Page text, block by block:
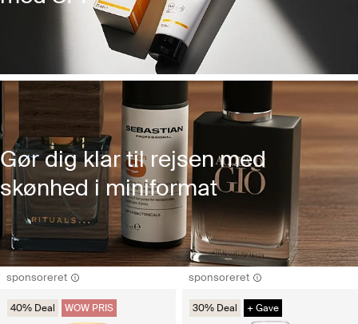
sponsoreret
40% Deal WOW PRIS
sponsoreret
30% Deal + Gave
Gør dig klar til rejsen med
skønhed i miniformat